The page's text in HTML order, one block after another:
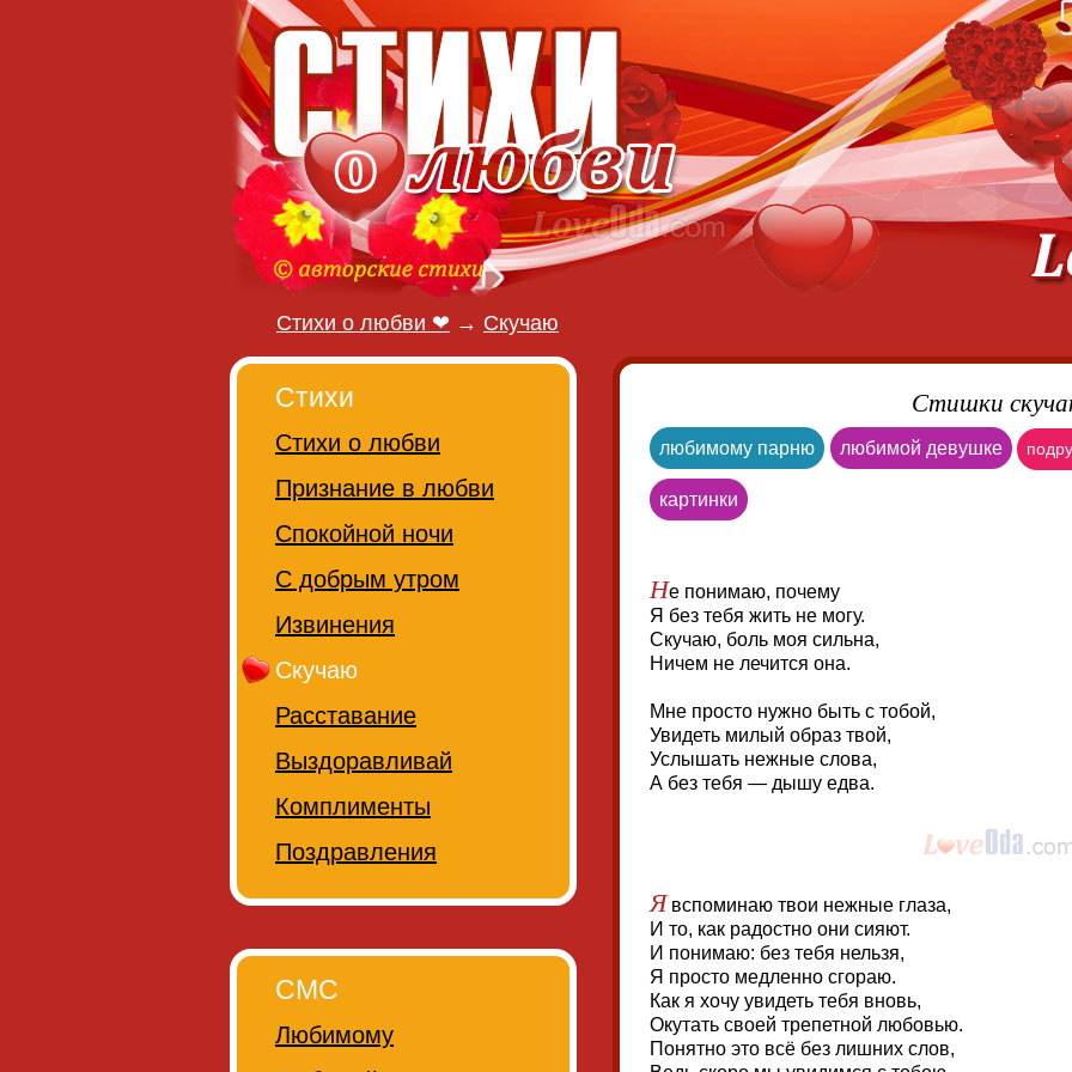
Стихи о любви ❤ → Скучаю
Стишки
любимому парню любимой девушке
картинки
Не понимаю, почему
Я без тебя жить не могу.
Скучаю, боль моя сильна,
Ничем не лечится она.
Мне просто нужно быть с тобой,
Увидеть милый образ твой,
Услышать нежные слова,
А без тебя — дышу едва.
Я вспоминаю твои нежные глаза,
И то, как радостно они сияют.
И понимаю: без тебя нельзя,
Я просто медленно сгораю.
Как я хочу увидеть тебя вновь,
Окутать своей трепетной любовью.
Понятно это всё без лишних слов,
Стихи
Стихи о любви
Признание в любви
Спокойной ночи
С добрым утром
Извинения
Скучаю
Расставание
Выздоравливай
Комплименты
Поздравления
СМС
Любимому